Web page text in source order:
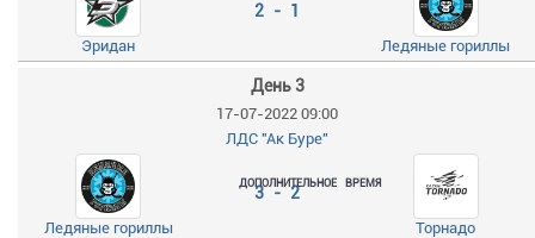
Эридан
2 - 1
Ледяные гориллы
День 3
17-07-2022 09:00
ЛДС "Ак Буре"
Ледяные гориллы
3 - 2
ДОПОЛНИТЕЛЬНОЕ ВРЕМЯ
Торнадо